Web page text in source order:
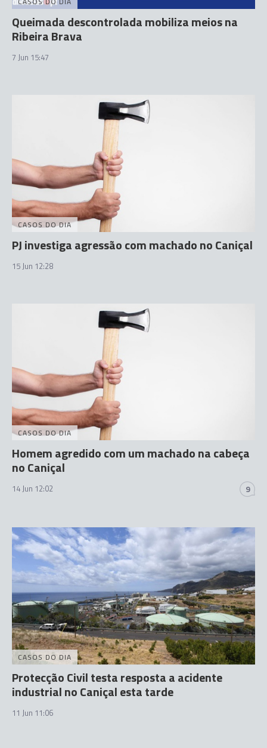
Queimada descontrolada mobiliza meios na
Ribeira Brava
7 Jun 15:47
CASOS DO DIA
PJ investiga agressão com machado no Caniçal
15 Jun 12:28
CASOS DO DIA
Homem agredido com um machado na cabeça
no Caniçal
14 Jun 12:02 9
CASOS DO DIA
Protecção Civil testa resposta a acidente
industrial no Caniçal esta tarde
11 Jun 11:06